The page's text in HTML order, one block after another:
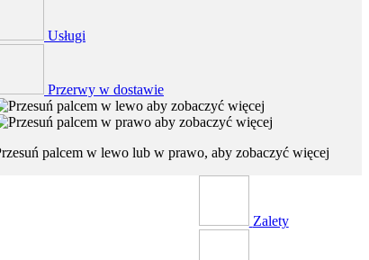
Usługi
Przerwy w dostawie
palcem w lewo lub w prawo, aby zobaczyć więcej
Zalety